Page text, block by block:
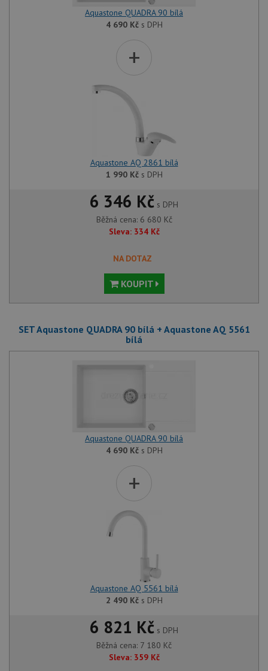
Aquastone QUADRA 90 bílá
4 690 Kčs DPH
+
Aquastone AQ 2861 bílá
1 990 Kčs DPH
6 346 Kč s DPH
Běžná cena: 6 680 Kč
Sleva: 334 Kč
NA DOTAZ
KOUPIT
SET Aquastone QUADRA 90 bílá + Aquastone AQ 5561
bílá
Aquastone QUADRA 90 bílá
4 690 Kčs DPH
+
Aquastone AQ 5561 bílá
2 490 Kčs DPH
6 821 Kč s DPH
Běžná cena: 7 180 Kč
Sleva: 359 Kč